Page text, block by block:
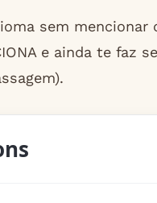
sem mencionar
e ainda te faz